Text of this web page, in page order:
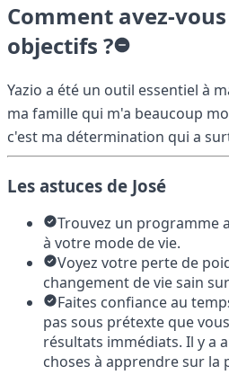
Comment avez-
objectifs ?
Yazio a été un outil essentiel à
ma famille qui m'a beaucoup
c'est ma détermination qui a
Les astuces de José
Trouvez un programme
à votre mode de vie.
Voyez votre perte de
changement de vie sain
Faites confiance au
pas sous prétexte que
résultats immédiats. Il y a
choses à apprendre sur la